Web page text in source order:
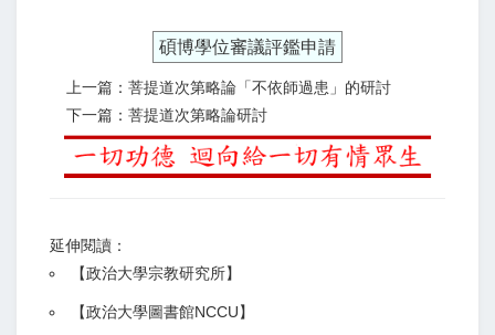
碩博學位審議評鑑申請
上一篇：菩提道次第略論「不依師過患」的研討
下一篇：菩提道次第略論研討
延伸閱讀：
【政治大學宗教研究所】
【政治大學圖書館NCCU】